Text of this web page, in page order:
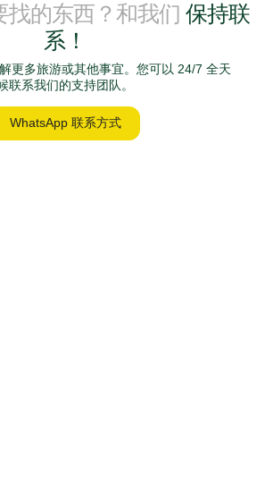
找的东西？和我们 保持联
系！
更多旅游或其他事宜。您可以 24/7 全天
联系我们的支持团队。
WhatsApp 联系方式